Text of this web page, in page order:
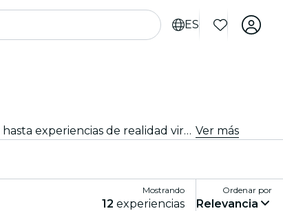
ES
Sumérgete en un mundo de diversión y entretenimiento con los mejores juegos en Filadelfia. Desde juegos de mesa hasta experiencias de realidad virtual, hay algo para que todos disfruten. Ver más
Mostrando
12 experiencias
Ordenar por
Relevancia